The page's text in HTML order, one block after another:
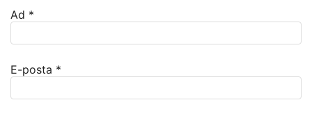
Ad *
E-posta *